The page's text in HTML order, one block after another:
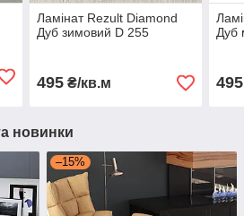
Ламінат Rezult Diamond
Дуб зимовий D 255
495₴/кв.м
Дуб
495
новинки
–15%